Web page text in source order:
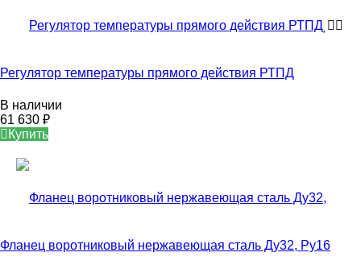
Регулятор температуры прямого действия РТПД
В наличии
61 630 ₽
Купить
Фланец воротниковый нержавеющая сталь Ду32, Ру16